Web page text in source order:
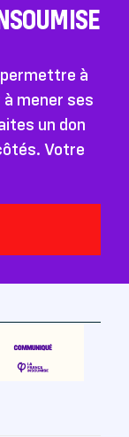
à
mener ses
un don
Votre